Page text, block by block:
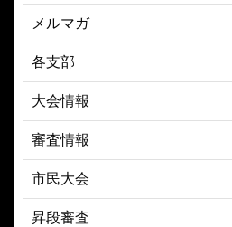
メルマガ
各支部
大会情報
審査情報
市民大会
昇段審査